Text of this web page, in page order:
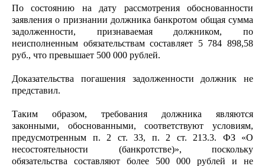
По состоянию на дату рассмотрения обоснованности
заявления о признании должника банкротом общая сумма
задолженности, признаваемая должником, по
неисполненным обязательствам составляет 5 784 898,58
руб., что превышает 500 000 рублей.
Доказательства погашения задолженности должник не
представил.
Таким образом, требования должника являются
законными, обоснованными, соответствуют условиям,
предусмотренным п. 2 ст. 33, п. 2 ст. 213.3. ФЗ «О
несостоятельности (банкротстве)», поскольку
обязательства составляют более 500 000 рублей и не